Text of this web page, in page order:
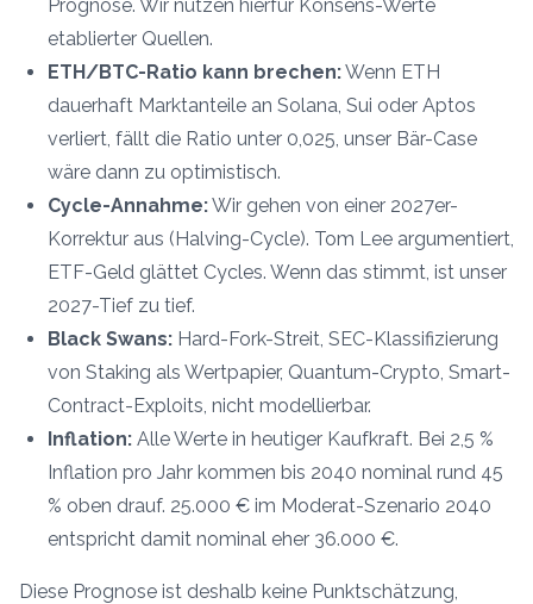
Prognose. Wir nutzen hierfür Konsens-Werte
etablierter Quellen.
ETH/BTC-Ratio kann brechen:Wenn ETH
dauerhaft Marktanteile an Solana, Sui oder Aptos
verliert, fällt die Ratio unter 0,025, unser Bär-Case
wäre dann zu optimistisch.
Cycle-Annahme:Wir gehen von einer 2027er-
Korrektur aus (Halving-Cycle). Tom Lee argumentiert,
ETF-Geld glättet Cycles. Wenn das stimmt, ist unser
2027-Tief zu tief.
Black Swans: Hard-Fork-Streit, SEC-Klassifizierung
von Staking als Wertpapier, Quantum-Crypto, Smart-
Contract-Exploits, nicht modellierbar.
Inflation: Alle Werte in heutiger Kaufkraft. Bei 2,5 %
Inflation pro Jahr kommen bis 2040 nominal rund 45
% oben drauf. 25.000 € im Moderat-Szenario 2040
entspricht damit nominal eher 36.000 €.
Diese Prognose ist deshalb keine Punktschätzung,